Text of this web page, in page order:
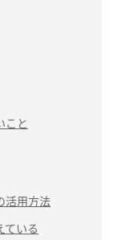
こと
活用方法
ている